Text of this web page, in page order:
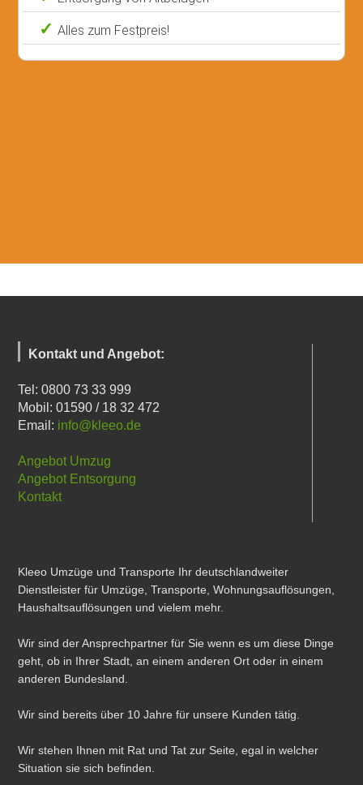
Alles zum Festpreis!
Kontakt und Angebot:
Tel: 0800 73 33 999
Mobil: 01590 / 18 32 472
Email: info@kleeo.de
Angebot Umzug
Angebot Entsorgung
Kontakt
Kleeo Umzüge und Transporte Ihr deutschlandweiter
Dienstleister für Umzüge, Transporte, Wohnungsauflösungen,
Haushaltsauflösungen und vielem mehr.
Wir sind der Ansprechpartner für Sie wenn es um diese Dinge
geht, ob in Ihrer Stadt, an einem anderen Ort oder in einem
anderen Bundesland.
Wir sind bereits über 10 Jahre für unsere Kunden tätig.
Wir stehen Ihnen mit Rat und Tat zur Seite, egal in welcher
Situation sie sich befinden.